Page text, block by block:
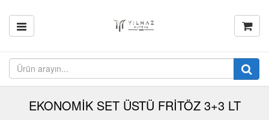
EKONOMİK SET ÜSTÜ FRİTÖZ 3+3 LT